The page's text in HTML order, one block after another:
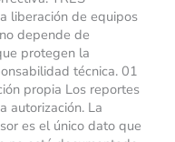
liberación de equipos
depende de
protegen la
técnica. 01
propia Los reportes
autorización. La
es el único dato que